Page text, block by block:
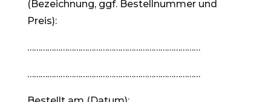
(Bezeichnung, ggf. Bestellnummer und
Preis):
……………………………………………………………………
……………………………………………………………………